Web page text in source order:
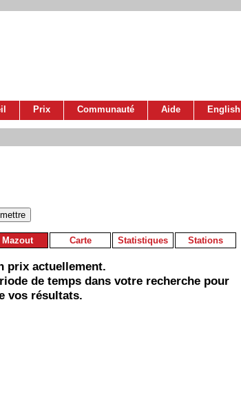
Prix Communauté Aide English
Mazout Carte Statistiques Stations
prix actuellement.
de temps dans votre recherche pour
vos résultats.